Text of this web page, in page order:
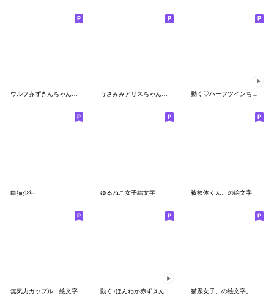
ウルフ赤ずきんちゃんの絵文字 うさみみアリスちゃんの絵文字 動く♡ハーフツインちゃん♡絵文字
白猫少年 ゆるねこ女子絵文字 被検体くん。の絵文字
無気力カップル 絵文字 猫系女子。の絵文字。